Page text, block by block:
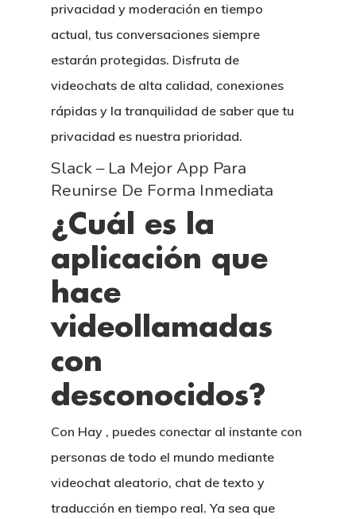
privacidad y moderación en tiempo
actual, tus conversaciones siempre
estarán protegidas. Disfruta de
videochats de alta calidad, conexiones
rápidas y la tranquilidad de saber que tu
privacidad es nuestra prioridad.
Slack – La Mejor App Para
Reunirse De Forma Inmediata
¿Cuál es la
aplicación que
hace
videollamadas
con
desconocidos?
Con Hay , puedes conectar al instante con
personas de todo el mundo mediante
videochat aleatorio, chat de texto y
traducción en tiempo real. Ya sea que